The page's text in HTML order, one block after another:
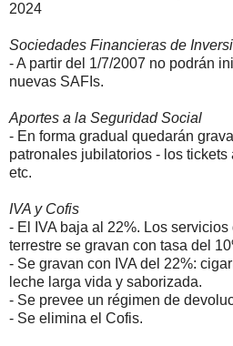
2024
Sociedades Financieras de
- A partir del 1/7/2007 no podrán
nuevas SAFIs.
Aportes a la Seguridad Social
- En forma gradual quedarán
patronales jubilatorios - los tickets
etc.
IVA y Cofis
- El IVA baja al 22%. Los
terrestre se gravan con tasa del
- Se gravan con IVA del 22%:
leche larga vida y saborizada.
- Se prevee un régimen de
- Se elimina el Cofis.